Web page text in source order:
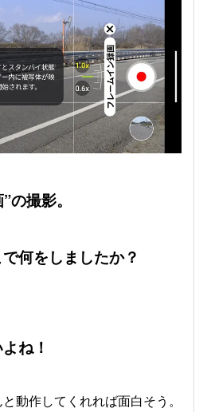
の撮影。
何をしましたか？
ね！
動作してくれれば面白そう。